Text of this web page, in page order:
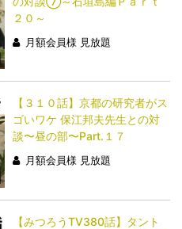
２０～
月額会員様 見放題
【３１０話】京都の研究者がス
ゴいワケ 保江邦夫先生との対
談〜昼の部〜Part.１７
月額会員様 見放題
【みつろうTV380話】タント